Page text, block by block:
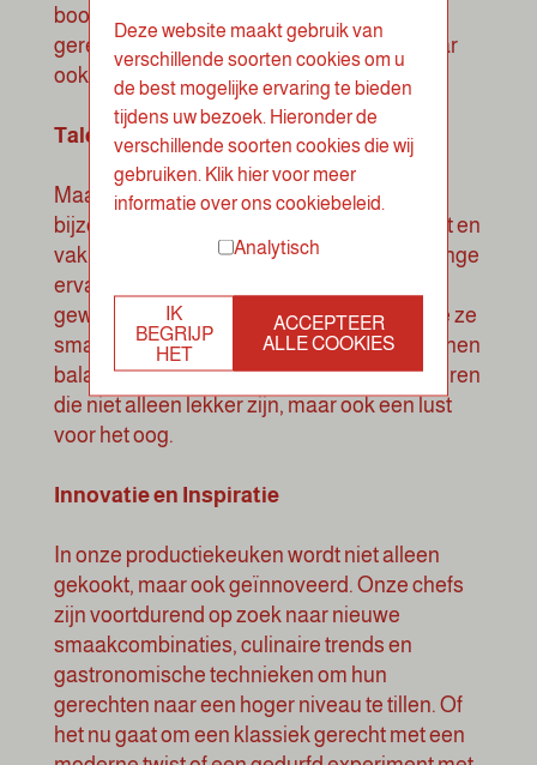
boordevol vitamines zit, waardoor onze
gerechten niet alleen heerlijk smaken, maar
ook voedzaam zijn.
Talent en Vakmanschap
Maar wat maakt onze gerechten echt
bijzonder? Dat is het ongeëvenaarde talent en
vakmanschap van onze chefs. Met jarenlange
ervaring en een passie voor voedsel diep
geworteld in hun ziel! Ze weten precies hoe ze
smaken kunnen combineren, texturen kunnen
balanceren en gerechten kunnen presenteren
die niet alleen lekker zijn, maar ook een lust
voor het oog.
Innovatie en Inspiratie
In onze productiekeuken wordt niet alleen
gekookt, maar ook geïnnoveerd. Onze chefs
zijn voortdurend op zoek naar nieuwe
smaakcombinaties, culinaire trends en
gastronomische technieken om hun
gerechten naar een hoger niveau te tillen. Of
het nu gaat om een klassiek gerecht met een
Deze website maakt gebruik van
verschillende soorten cookies om u
de best mogelijke ervaring te bieden
tijdens uw bezoek. Hieronder de
verschillende soorten cookies die wij
gebruiken. Klik hier voor meer
informatie over ons cookiebeleid.
Analytisch
IK
BEGRIJP
HET
ACCEPTEER
ALLE COOKIES